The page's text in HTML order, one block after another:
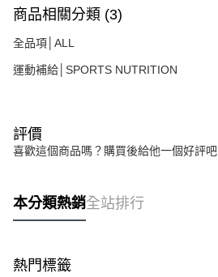
商品相關分類 (3)
全品項│ALL
運動補給│SPORTS NUTRITION
評價
喜歡這個商品嗎？購買後給他一個好評吧
本分類熱銷全站排行
熱門標籤